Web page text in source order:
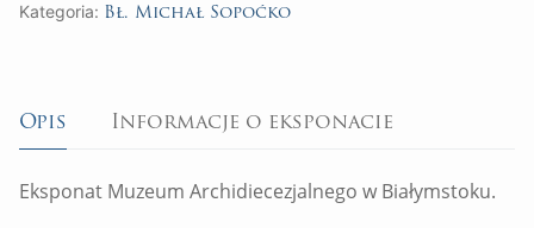
Kategoria: Bł. Michał Sopoćko
Opis Informacje o eksponacie
Eksponat Muzeum Archidiecezjalnego w Białymstoku.